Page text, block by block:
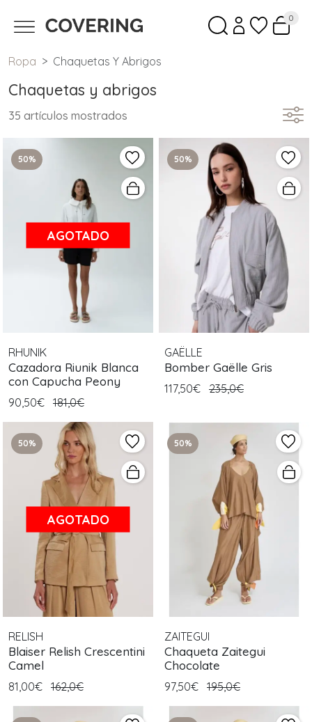
0
Ropa Chaquetas Y Abrigos
Chaquetas y abrigos
35 artículos mostrados
50%
AGOTADO
RHUNIK
Cazadora Riunik Blanca
con Capucha Peony
90,50€ 181,0€
50%
GAËLLE
Bomber Gaëlle Gris
117,50€ 235,0€
50%
AGOTADO
RELISH
Blaiser Relish Crescentini
Camel
81,00€ 162,0€
50%
ZAITEGUI
Chaqueta Zaitegui
Chocolate
97,50€ 195,0€